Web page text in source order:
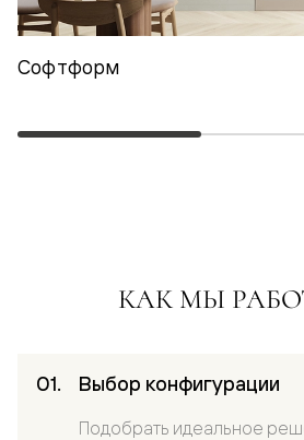
Софтформ
КАК МЫ
Выбор конфигурации
Подобрать идеальное